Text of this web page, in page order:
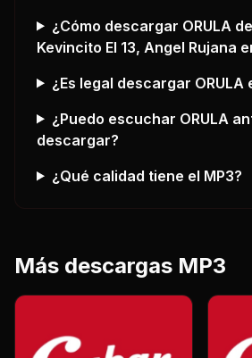
¿Cómo descargar ORULA
Kevincito El 13, Angel Rujana
¿Es legal descargar ORULA
¿Puedo escuchar ORULA
descargar?
¿Qué calidad tiene el MP3?
Más descargas MP3